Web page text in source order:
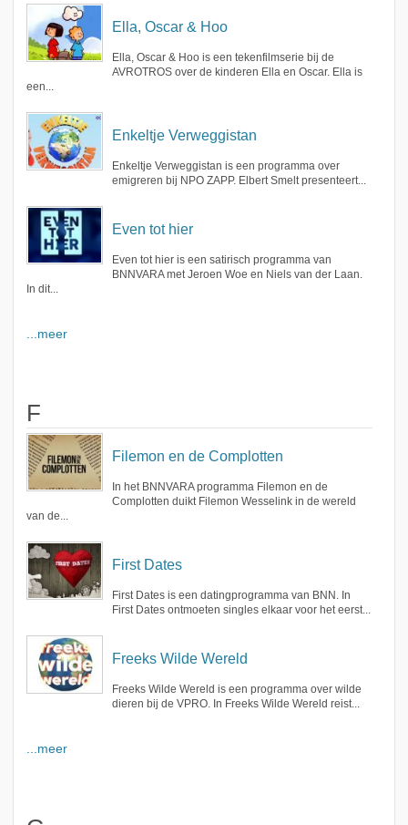
Ella, Oscar & Hoo
Ella, Oscar & Hoo is een tekenfilmserie bij de
AVROTROS over de kinderen Ella en Oscar. Ella is
een...
Enkeltje Verweggistan
Enkeltje Verweggistan is een programma over
emigreren bij NPO ZAPP. Elbert Smelt presenteert...
Even tot hier
Even tot hier is een satirisch programma van
BNNVARA met Jeroen Woe en Niels van der Laan.
In dit...
...meer
F
Filemon en de Complotten
In het BNNVARA programma Filemon en de
Complotten duikt Filemon Wesselink in de wereld
van de...
First Dates
First Dates is een datingprogramma van BNN. In
First Dates ontmoeten singles elkaar voor het eerst...
Freeks Wilde Wereld
Freeks Wilde Wereld is een programma over wilde
dieren bij de VPRO. In Freeks Wilde Wereld reist...
...meer